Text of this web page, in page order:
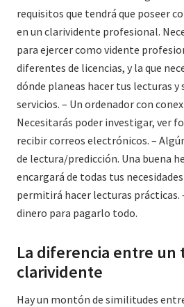
requisitos que tendrá que poseer
en un clarividente profesional.
para ejercer como vidente
diferentes de licencias, y la que
dónde planeas hacer tus lecturas y
servicios. – Un ordenador con
Necesitarás poder investigar, ver
recibir correos electrónicos. –
de lectura/predicción. Una buena
encargará de todas tus
permitirá hacer lecturas prácticas.
dinero para pagarlo todo.
La diferencia entre un
clarividente
Hay un montón de similitudes